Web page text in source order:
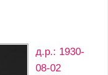
д.р.: 1930-
08-02